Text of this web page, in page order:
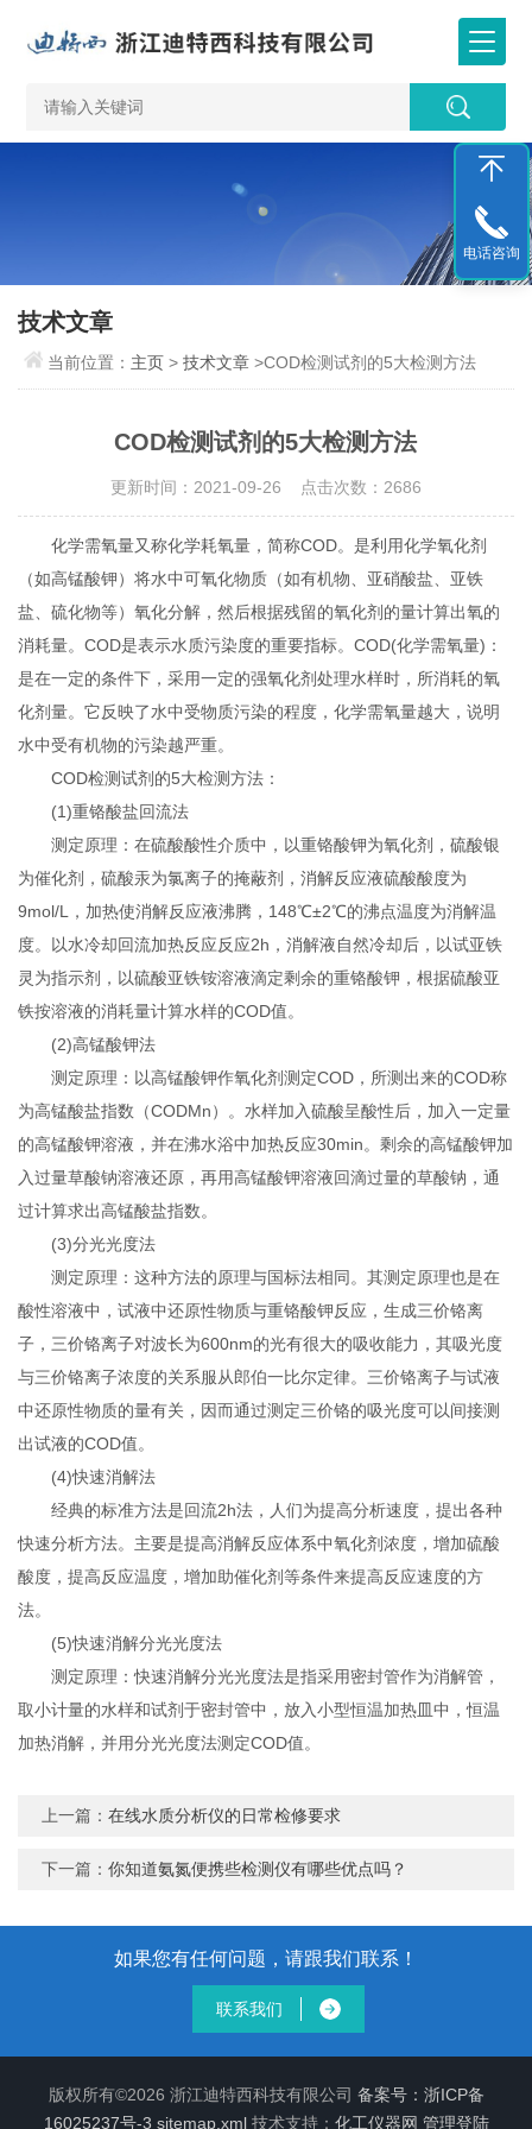
技术文章
当前位置： 主页 >技术文章 >COD检测试剂的5大检测方法
COD检测试剂的5大检测方法
更新时间：2021-09-26 点击次数：2686
化学需氧量又称化学耗氧量，简称COD。是利用化学氧化剂
（如高锰酸钾）将水中可氧化物质（如有机物、亚硝酸盐、亚铁
盐、硫化物等）氧化分解，然后根据残留的氧化剂的量计算出氧的
消耗量。COD是表示水质污染度的重要指标。COD(化学需氧量)：
是在一定的条件下，采用一定的强氧化剂处理水样时，所消耗的氧
化剂量。它反映了水中受物质污染的程度，化学需氧量越大，说明
水中受有机物的污染越严重。
COD检测试剂的5大检测方法：
(1)重铬酸盐回流法
测定原理：在硫酸酸性介质中，以重铬酸钾为氧化剂，硫酸银
为催化剂，硫酸汞为氯离子的掩蔽剂，消解反应液硫酸酸度为
9mol/L，加热使消解反应液沸腾，148℃±2℃的沸点温度为消解温
度。以水冷却回流加热反应反应2h，消解液自然冷却后，以试亚铁
灵为指示剂，以硫酸亚铁铵溶液滴定剩余的重铬酸钾，根据硫酸亚
铁按溶液的消耗量计算水样的COD值。
(2)高锰酸钾法
测定原理：以高锰酸钾作氧化剂测定COD，所测出来的COD称
为高锰酸盐指数（CODMn）。水样加入硫酸呈酸性后，加入一定量
的高锰酸钾溶液，并在沸水浴中加热反应30min。剩余的高锰酸钾加
入过量草酸钠溶液还原，再用高锰酸钾溶液回滴过量的草酸钠，通
过计算求出高锰酸盐指数。
(3)分光光度法
测定原理：这种方法的原理与国标法相同。其测定原理也是在
酸性溶液中，试液中还原性物质与重铬酸钾反应，生成三价铬离
子，三价铬离子对波长为600nm的光有很大的吸收能力，其吸光度
与三价铬离子浓度的关系服从郎伯一比尔定律。三价铬离子与试液
中还原性物质的量有关，因而通过测定三价铬的吸光度可以间接测
出试液的COD值。
(4)快速消解法
经典的标准方法是回流2h法，人们为提高分析速度，提出各种
快速分析方法。主要是提高消解反应体系中氧化剂浓度，增加硫酸
酸度，提高反应温度，增加助催化剂等条件来提高反应速度的方
法。
(5)快速消解分光光度法
测定原理：快速消解分光光度法是指采用密封管作为消解管，
取小计量的水样和试剂于密封管中，放入小型恒温加热皿中，恒温
加热消解，并用分光光度法测定COD值。
上一篇：在线水质分析仪的日常检修要求
下一篇：你知道氨氮便携些检测仪有哪些优点吗？
如果您有任何问题，请跟我们联系！
联系我们
版权所有©2026 浙江迪特西科技有限公司 备案号：浙ICP备
16025237号-3 sitemap.xml技术支持： 化工仪器网 管理登陆
电话咨询